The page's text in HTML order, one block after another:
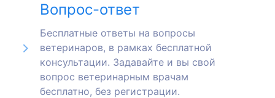
Вопрос-ответ
Бесплатные ответы на вопросы
ветеринаров, в рамках бесплатной
консультации. Задавайте и вы свой
вопрос ветеринарным врачам
бесплатно, без регистрации.